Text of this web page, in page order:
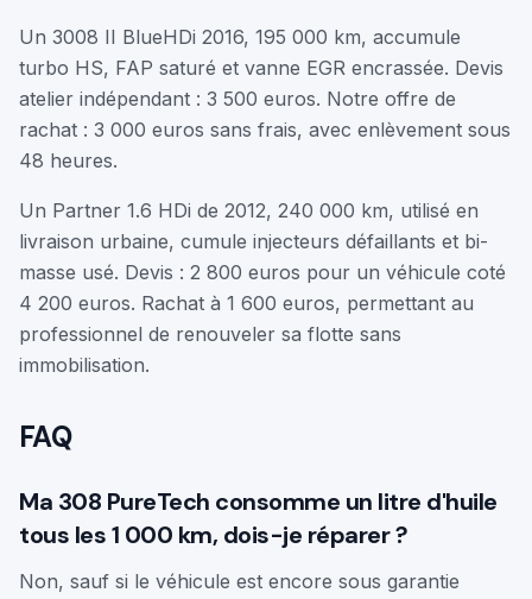
Un 3008 II BlueHDi 2016, 195 000 km, accumule
turbo HS, FAP saturé et vanne EGR encrassée. Devis
atelier indépendant : 3 500 euros. Notre offre de
rachat : 3 000 euros sans frais, avec enlèvement sous
48 heures.
Un Partner 1.6 HDi de 2012, 240 000 km, utilisé en
livraison urbaine, cumule injecteurs défaillants et bi-
masse usé. Devis : 2 800 euros pour un véhicule coté
4 200 euros. Rachat à 1 600 euros, permettant au
professionnel de renouveler sa flotte sans
immobilisation.
FAQ
Ma 308 PureTech consomme un litre d'huile
tous les 1 000 km, dois-je réparer ?
Non, sauf si le véhicule est encore sous garantie